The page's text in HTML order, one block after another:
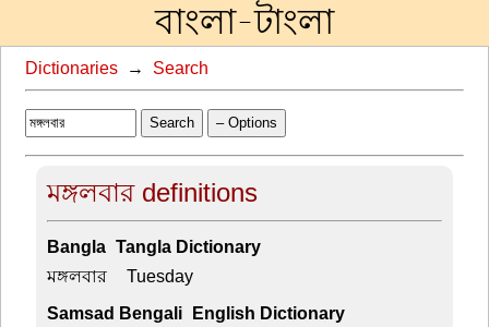
বাংলা-টাংলা
Dictionaries → Search
Search – Options
মঙ্গলবার definitions
Bangla-Tangla Dictionary
মঙ্গলবার –Tuesday
Samsad Bengali-English Dictionary